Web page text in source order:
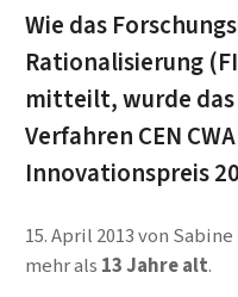
Wie das
Rationalisierung
mitteilt, wurde
Verfahren CEN
Innovationspreis
15. April 2013von
mehr als 13 Jahre alt.